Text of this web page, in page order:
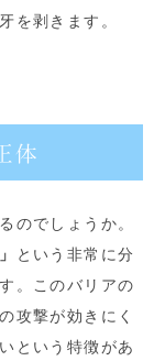
を剥きます。
体
のでしょうか。
という非常に分
。このバリアの
攻撃が効きにく
という特徴があ